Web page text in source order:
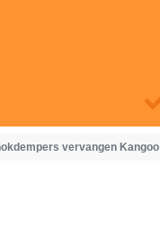
vervangen Kangoo